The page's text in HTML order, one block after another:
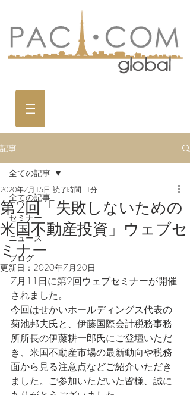
記事
全ての記事
セミナー
ニュース
ブログ
全ての記事
第2回「失敗しないための
米国不動産投資」ウェブセ
ミナー
2020年7月15日 読了時間: 1分
更新日： 2020年7月20日
7月11日に第2回ウェブセミナーが開催
されました。
今回はせかいホールディングス代表の
菊池邦夫氏と、伊藤国際会計税務事務
所所長の伊藤耕一郎氏にご登壇いただ
き、米国不動産市場の最新動向や税務
面から見る注意点などご紹介いただき
ました。ご参加いただいた皆様、誠に